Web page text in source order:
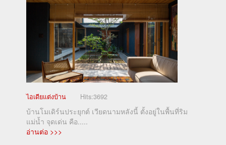
ไอเดียแต่งบ้าน Hits:3692
บ้านโมเดิร์นประยุกต์ เวียดนามหลังนี้ ตั้งอยู่ในพื้นที่ริม
แม่น้ำ จุดเด่น คือ.....
อ่านต่อ >>>